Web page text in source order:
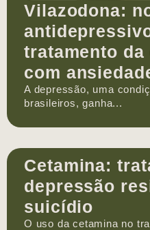
Vilazodona:
tratamento da
com
A depressão, uma
brasileiros, ganha...
Cetamina:
depressão
suicídio
O uso da cetamina no